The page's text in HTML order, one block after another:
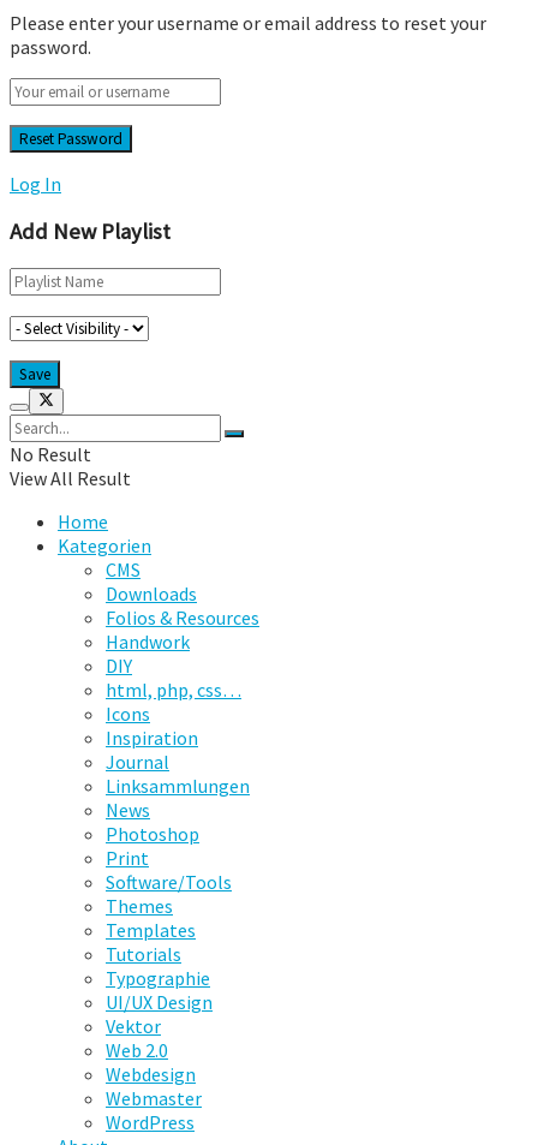
Please enter your username or email address to reset your
password.
Log In
Add New Playlist
No Result
View All Result
Home
Kategorien
CMS
Downloads
Folios & Resources
Handwork
DIY
html, php, css…
Icons
Inspiration
Journal
Linksammlungen
News
Photoshop
Print
Software/Tools
Themes
Templates
Tutorials
Typographie
UI/UX Design
Vektor
Web 2.0
Webdesign
Webmaster
WordPress